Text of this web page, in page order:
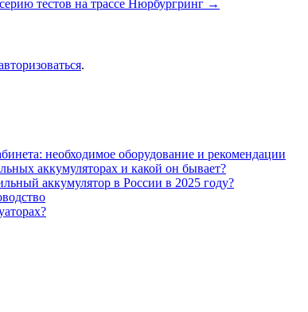
тестов на трассе Нюрбургринг →
.
необходимое оборудование и рекомендации
аккумуляторах и какой он бывает?
аккумулятор в России в 2025 году?